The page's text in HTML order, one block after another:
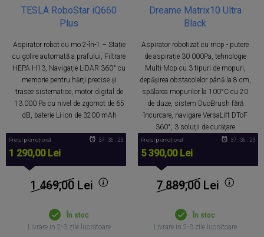
TESLA RoboStar iQ660
Plus
Aspirator robot cu mo 2-în-1 – Stație
cu golire automată a prafului, Filtrare
HEPA H13, Navigație LiDAR 360° cu
memorie pentru hărți precise și
trasee sistematice, motor digital de
13.000 Pa cu nivel de zgomot de 65
dB, baterie Li-ion de 3200 mAh
Prețul promoțional
1 290,00 Lei
37 : 36 : 22
1 469,00Lei
În stoc
Livrare in 2-3 zile lucrătoare
Dreame Matrix10 Ultra
Black
Aspirator robotizat cu mop - putere
de aspirație 30 000Pa, tehnologie
Multi-Mop cu 3 tipuri de mopuri,
depășirea obstacolelor până la 8 cm,
spălarea mopurilor la 100°C cu 20
de duze, sistem DuoBrush fără
încurcare, navigare VersaLift DToF
360°, 3 soluții de curățare
Prețul promoțional
5 390,00 Lei
37 : 36 : 22
7 889,00Lei
În stoc
Livrare in 2-3 zile lucrătoare